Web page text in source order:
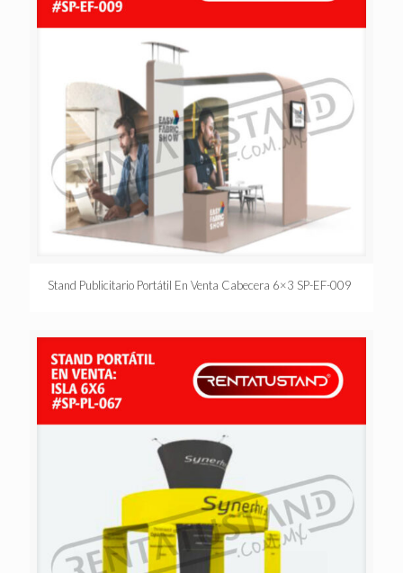
Stand Publicitario Portátil En Venta Cabecera 6×3 SP-EF-009